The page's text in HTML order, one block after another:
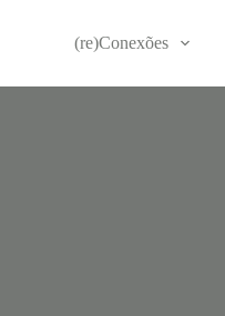
(re)Conexões